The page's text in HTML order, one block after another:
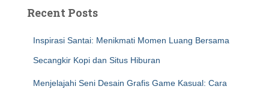
Recent Posts
Inspirasi Santai: Menikmati Momen Luang Bersama
Secangkir Kopi dan Situs Hiburan
Menjelajahi Seni Desain Grafis Game Kasual: Cara